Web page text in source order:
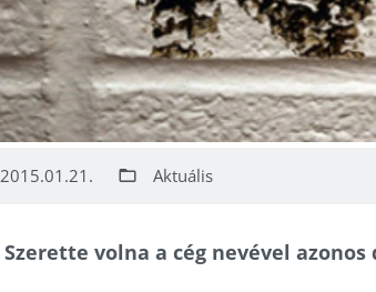
2015.01.21. folder_open Aktuális
Szerette volna a cég nevével